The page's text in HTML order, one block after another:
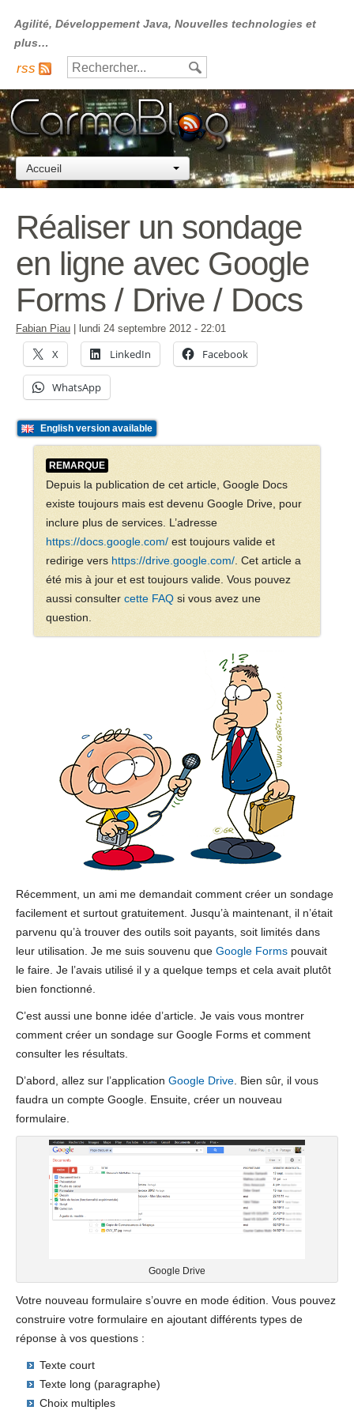
Agilité, Développement Java, Nouvelles technologies et
plus…
rss
Accueil
Réaliser un sondage
en ligne avec Google
Forms / Drive / Docs
Fabian Piau lundi 24 septembre 2012 - 22:01
X LinkedIn Facebook
WhatsApp
English version available
REMARQUE
Depuis la publication de cet article, Google Docs
existe toujours mais est devenu Google Drive, pour
inclure plus de services. L’adresse
https://docs.google.com/ est toujours valide et
redirige vers https://drive.google.com/ . Cet article a
été mis à jour et est toujours valide. Vous pouvez
aussi consulter cette FAQ si vous avez une
question.
Récemment, un ami me demandait comment créer un sondage
facilement et surtout gratuitement. Jusqu’à maintenant, il n’était
parvenu qu’à trouver des outils soit payants, soit limités dans
leur utilisation. Je me suis souvenu que Google Forms pouvait
le faire. Je l’avais utilisé il y a quelque temps et cela avait plutôt
bien fonctionné.
C’est aussi une bonne idée d’article. Je vais vous montrer
comment créer un sondage sur Google Forms et comment
consulter les résultats.
D’abord, allez sur l’application Google Drive . Bien sûr, il vous
faudra un compte Google. Ensuite, créer un nouveau
formulaire.
Google Drive
Votre nouveau formulaire s’ouvre en mode édition. Vous pouvez
construire votre formulaire en ajoutant différents types de
réponse à vos questions :
Texte court
Texte long (paragraphe)
Choix multiples